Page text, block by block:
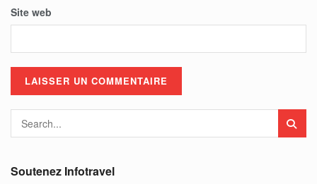
Site web
Soutenez Infotravel